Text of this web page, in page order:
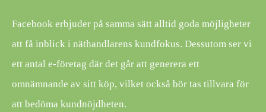
Facebook erbjuder på samma sätt alltid goda möjligheter
att få inblick i näthandlarens kundfokus. Dessutom ser vi
ett antal e-företag där det går att generera ett
omnämnande av sitt köp, vilket också bör tas tillvara för
att bedöma kundnöjdheten.